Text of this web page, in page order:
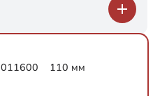
011600 110 мм